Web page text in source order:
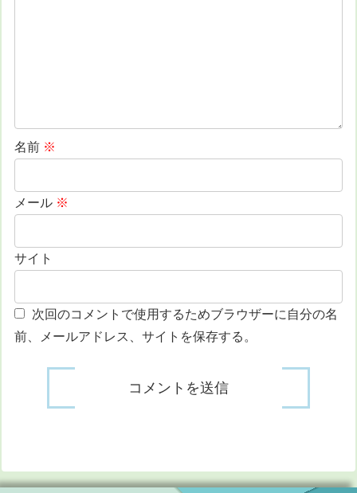
名前 ※
メール ※
サイト
次回のコメントで使用するためブラウザーに自分の名
前、メールアドレス、サイトを保存する。